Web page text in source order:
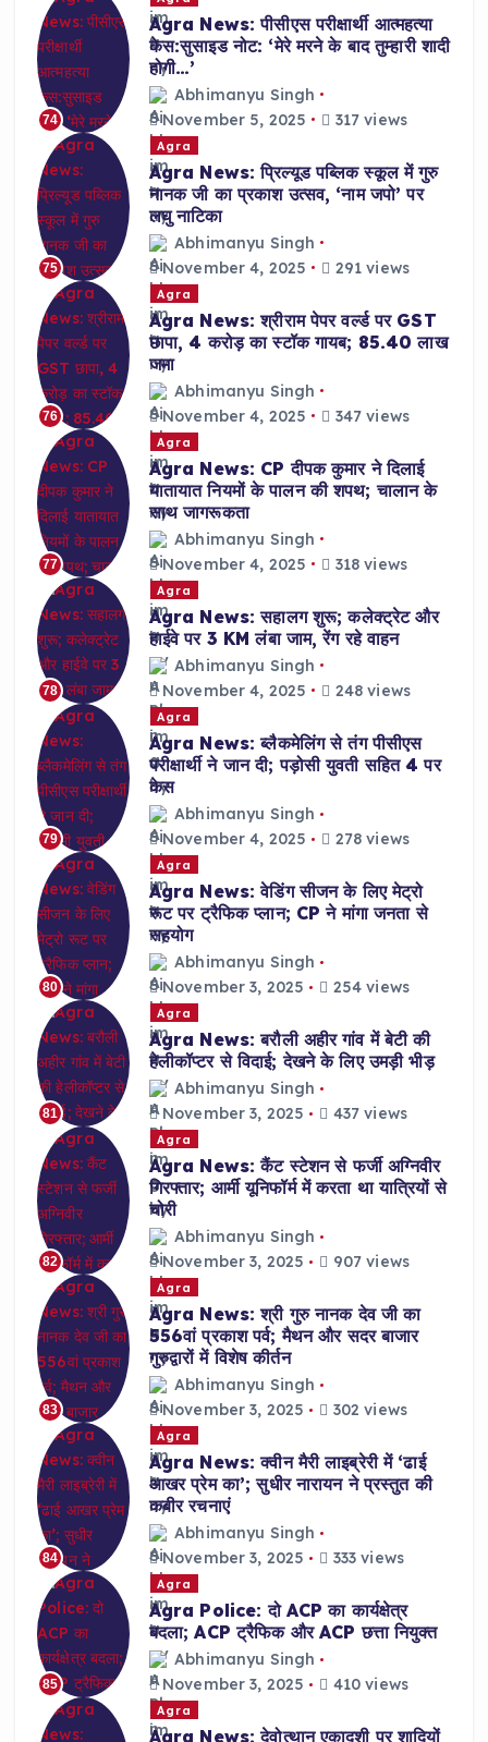
74
Agra News: पीसीएस परीक्षार्थी आत्महत्या
केस:सुसाइड नोट: ‘मेरे मरने के बाद तुम्हारी शादी
होगी…’
Abhimanyu Singh
November 5, 2025
317 views
75
Agra
Agra News: प्रिल्यूड पब्लिक स्कूल में गुरु
नानक जी का प्रकाश उत्सव, ‘नाम जपो’ पर
लघु नाटिका
Abhimanyu Singh
November 4, 2025
291 views
76
Agra
Agra News: श्रीराम पेपर वर्ल्ड पर GST
छापा, 4 करोड़ का स्टॉक गायब; 85.40 लाख
जमा
Abhimanyu Singh
November 4, 2025
347 views
77
Agra
Agra News: CP दीपक कुमार ने दिलाई
यातायात नियमों के पालन की शपथ; चालान के
साथ जागरूकता
Abhimanyu Singh
November 4, 2025
318 views
78
Agra
Agra News: सहालग शुरू; कलेक्ट्रेट और
हाईवे पर 3 KM लंबा जाम, रेंग रहे वाहन
Abhimanyu Singh
November 4, 2025
248 views
79
Agra
Agra News: ब्लैकमेलिंग से तंग पीसीएस
परीक्षार्थी ने जान दी; पड़ोसी युवती सहित 4 पर
केस
Abhimanyu Singh
November 4, 2025
278 views
80
Agra
Agra News: वेडिंग सीजन के लिए मेट्रो
रूट पर ट्रैफिक प्लान; CP ने मांगा जनता से
सहयोग
Abhimanyu Singh
November 3, 2025
254 views
81
Agra
Agra News: बरौली अहीर गांव में बेटी की
हेलीकॉप्टर से विदाई; देखने के लिए उमड़ी भीड़
Abhimanyu Singh
November 3, 2025
437 views
82
Agra
Agra News: कैंट स्टेशन से फर्जी अग्निवीर
गिरफ्तार; आर्मी यूनिफॉर्म में करता था यात्रियों से
चोरी
Abhimanyu Singh
November 3, 2025
907 views
83
Agra
Agra News: श्री गुरु नानक देव जी का
556वां प्रकाश पर्व; मैथन और सदर बाजार
गुरुद्वारों में विशेष कीर्तन
Abhimanyu Singh
November 3, 2025
302 views
84
Agra
Agra News: क्वीन मैरी लाइब्रेरी में ‘ढाई
आखर प्रेम का’; सुधीर नारायन ने प्रस्तुत की
कबीर रचनाएं
Abhimanyu Singh
November 3, 2025
333 views
85
Agra
Agra Police: दो ACP का कार्यक्षेत्र
बदला; ACP ट्रैफिक और ACP छत्ता नियुक्त
Abhimanyu Singh
November 3, 2025
410 views
Agra
Agra News: देवोत्थान एकादशी पर शादियों